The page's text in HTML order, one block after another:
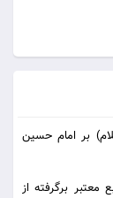
بر امام حسین
معتبر برگرفته از